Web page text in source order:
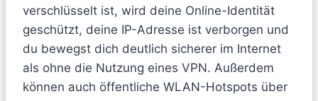
verschlüsselt ist, wird deine Online-Identität
geschützt, deine IP-Adresse ist verborgen und
du bewegst dich deutlich sicherer im Internet
als ohne die Nutzung eines VPN. Außerdem
können auch öffentliche WLAN-Hotspots über